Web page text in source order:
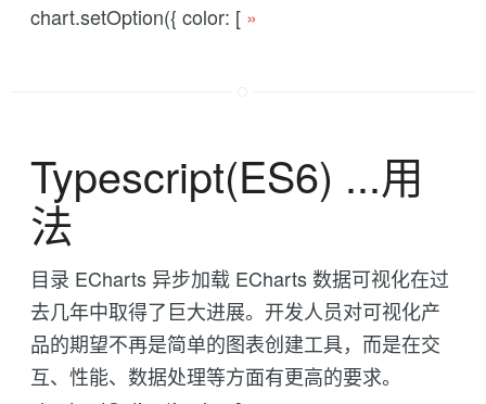
chart.setOption({ color: [ »
Typescript(ES6) ...用
法
目录 ECharts 异步加载 ECharts 数据可视化在过
去几年中取得了巨大进展。开发人员对可视化产
品的期望不再是简单的图表创建工具，而是在交
互、性能、数据处理等方面有更高的要求。